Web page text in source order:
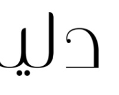
المحتوى